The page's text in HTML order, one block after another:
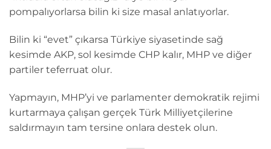
pompalıyorlarsa bilin ki size masal anlatıyorlar.
Bilin ki “evet” çıkarsa Türkiye siyasetinde sağ
kesimde AKP, sol kesimde CHP kalır, MHP ve diğer
partiler teferruat olur.
Yapmayın, MHP’yi ve parlamenter demokratik rejimi
kurtarmaya çalışan gerçek Türk Milliyetçilerine
saldırmayın tam tersine onlara destek olun.